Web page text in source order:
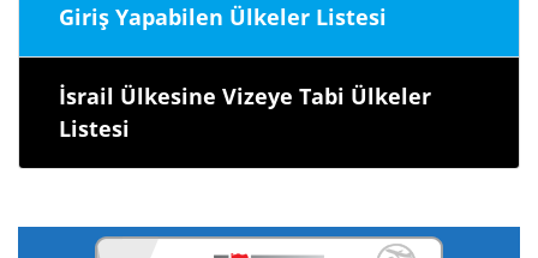
Giriş Yapabilen Ülkeler Listesi
İsrail Ülkesine Vizeye Tabi Ülkeler
Listesi